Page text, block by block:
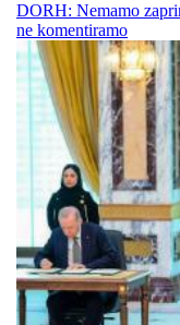
DORH: Nemamo
ne komentiramo